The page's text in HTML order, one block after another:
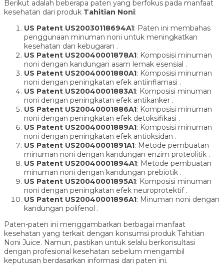
Berikut adalah beberapa paten yang berfokus pada manfaat
kesehatan dari produk Tahitian Noni:
US Patent US20030118694A1: Paten ini membahas
penggunaan minuman noni untuk meningkatkan
kesehatan dan kebugaran .
US Patent US20040001878A1: Komposisi minuman
noni dengan kandungan asam lemak esensial .
US Patent US20040001880A1: Komposisi minuman
noni dengan peningkatan efek antiinflamasi .
US Patent US20040001883A1: Komposisi minuman
noni dengan peningkatan efek antikanker .
US Patent US20040001886A1: Komposisi minuman
noni dengan peningkatan efek detoksifikasi .
US Patent US20040001889A1: Komposisi minuman
noni dengan peningkatan efek antioksidan .
US Patent US20040001891A1: Metode pembuatan
minuman noni dengan kandungan enzim proteolitik .
US Patent US20040001894A1: Metode pembuatan
minuman noni dengan kandungan prebiotik .
US Patent US20040001895A1: Komposisi minuman
noni dengan peningkatan efek neuroprotektif .
US Patent US20040001896A1: Minuman noni dengan
kandungan polifenol .
Paten-paten ini menggambarkan berbagai manfaat
kesehatan yang terkait dengan konsumsi produk Tahitian
Noni Juice. Namun, pastikan untuk selalu berkonsultasi
dengan profesional kesehatan sebelum mengambil
keputusan berdasarkan informasi dari paten ini.